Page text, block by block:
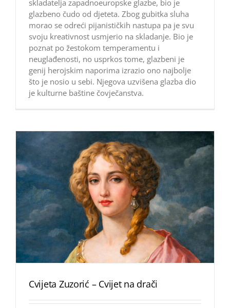
skladatelja zapadnoeuropske glazbe, bio je
glazbeno čudo od djeteta. Zbog gubitka sluha
morao se odreći pijanističkih nastupa pa je svu
svoju kreativnost usmjerio na skladanje. Bio je
poznat po žestokom temperamentu i
neuglađenosti, no usprkos tome, glazbeni je
genij herojskim naporima izrazio ono najbolje
što je nosio u sebi. Njegova uzvišena glazba dio
je kulturne baštine čovječanstva.
Cvijeta Zuzorić – Cvijet na drači